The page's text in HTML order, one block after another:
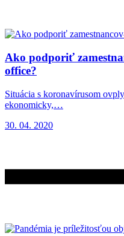
Ako podporiť
office?
Situácia s koronavírusom
ekonomicky,…
30. 04. 2020